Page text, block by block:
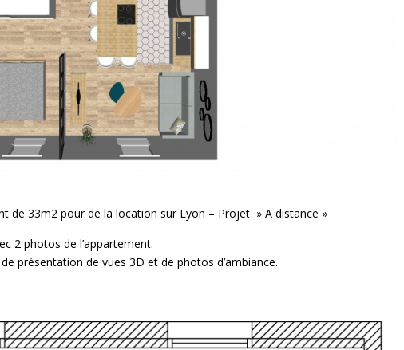
de 33m2 pour de la location sur Lyon – Projet » A distance »
2 photos de l’appartement.
présentation de vues 3D et de photos d’ambiance.